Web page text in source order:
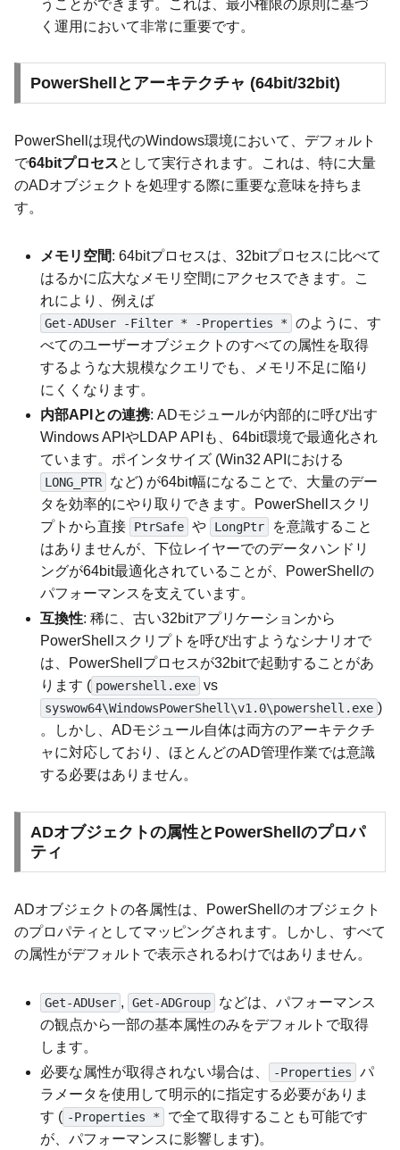
うことができます。これは、最小権限の原則に基づ
く運用において非常に重要です。
PowerShellとアーキテクチャ (64bit/32bit)
PowerShellは現代のWindows環境において、デフォルト
で64bitプロセスとして実行されます。これは、特に大量
のADオブジェクトを処理する際に重要な意味を持ちま
す。
メモリ空間: 64bitプロセスは、32bitプロセスに比べて
はるかに広大なメモリ空間にアクセスできます。こ
れにより、例えば
Get-ADUser -Filter * -Properties *
のように、す
べてのユーザーオブジェクトのすべての属性を取得
するような大規模なクエリでも、メモリ不足に陥り
にくくなります。
内部APIとの連携: ADモジュールが内部的に呼び出す
Windows APIやLDAP APIも、64bit環境で最適化され
ています。ポインタサイズ (Win32 APIにおける
LONG_PTR
など) が64bit幅になることで、大量のデー
タを効率的にやり取りできます。PowerShellスクリ
プトから直接
PtrSafe や LongPtr
を意識すること
はありませんが、下位レイヤーでのデータハンドリ
ングが64bit最適化されていることが、PowerShellの
パフォーマンスを支えています。
互換性: 稀に、古い32bitアプリケーションから
PowerShellスクリプトを呼び出すようなシナリオで
は、PowerShellプロセスが32bitで起動することがあ
ります ( powershell.exe vs
syswow64\WindowsPowerShell\v1.0\powershell.exe )
。しかし、ADモジュール自体は両方のアーキテクチ
ャに対応しており、ほとんどのAD管理作業では意識
する必要はありません。
ADオブジェクトの属性とPowerShellのプロパ
ティ
ADオブジェクトの各属性は、PowerShellのオブジェクト
のプロパティとしてマッピングされます。しかし、すべて
の属性がデフォルトで表示されるわけではありません。
Get-ADUser , Get-ADGroup
などは、パフォーマンス
の観点から一部の基本属性のみをデフォルトで取得
します。
必要な属性が取得されない場合は、
-Properties
パ
ラメータを使用して明示的に指定する必要がありま
す ( -Properties *
で全て取得することも可能です
が、パフォーマンスに影響します)。